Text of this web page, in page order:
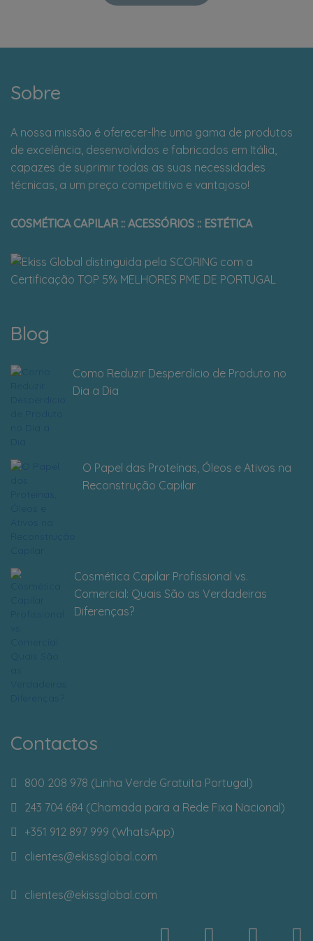
Sobre
A nossa missão é oferecer-lhe uma gama de produtos
de excelência, desenvolvidos e fabricados em Itália,
capazes de suprimir todas as suas necessidades
técnicas, a um preço competitivo e vantajoso!
COSMÉTICA CAPILAR :: ACESSÓRIOS :: ESTÉTICA
Blog
Como Reduzir Desperdício de Produto no
Dia a Dia
O Papel das Proteínas, Óleos e Ativos na
Reconstrução Capilar
Cosmética Capilar Profissional vs.
Comercial: Quais São as Verdadeiras
Diferenças?
Contactos
800 208 978 (Linha Verde Gratuita Portugal)
243 704 684 (Chamada para a Rede Fixa Nacional)
+351 912 897 999 (WhatsApp)
clientes@ekissglobal.com
clientes@ekissglobal.com